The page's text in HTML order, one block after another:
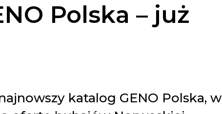
Polska – już
katalog GENO Polska, w